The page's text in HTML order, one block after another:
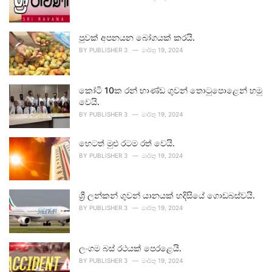
පුවක් අපනයන බෝගයක් කරයි.
BY PUBLISHER 3 මාර්තු 19, 2024
කෝටි 10ක රන් භාණ්ඩ ගුවන් තොටුපොළෙන් හමු
වෙයි.
BY PUBLISHER 3 මාර්තු 19, 2024
හෙටත් මුළු රටම රත් වෙයි.
BY PUBLISHER 3 මාර්තු 19, 2024
ශ්‍රී ලන්කන් ගුවන් යානයක් හදිසියේ ගොඩබස්වයි.
BY PUBLISHER 3 මාර්තු 19, 2024
ලංගම බස් රථයක් පෙරළෙයි.
BY PUBLISHER 3 මාර්තු 19, 2024